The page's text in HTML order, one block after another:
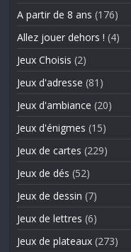
A partir de 8 ans (176)
Allez jouer dehors ! (4)
Jeux Choisis (2)
Jeux d'adresse (81)
Jeux d'ambiance (20)
Jeux d'énigmes (15)
Jeux de cartes (229)
Jeux de dés (52)
Jeux de dessin (7)
Jeux de lettres (6)
Jeux de plateaux (273)